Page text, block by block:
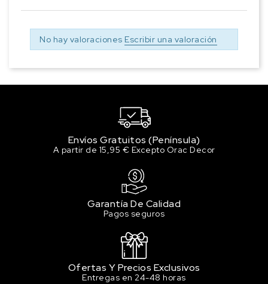
No hay valoraciones Escribir una valoración
Envíos Gratuitos (Península)
A partir de 15,95 € Excepto Orac Decor
Garantía De Calidad
Pagos seguros
Ofertas Y Precios Exclusivos
Entregas en 24-48 horas